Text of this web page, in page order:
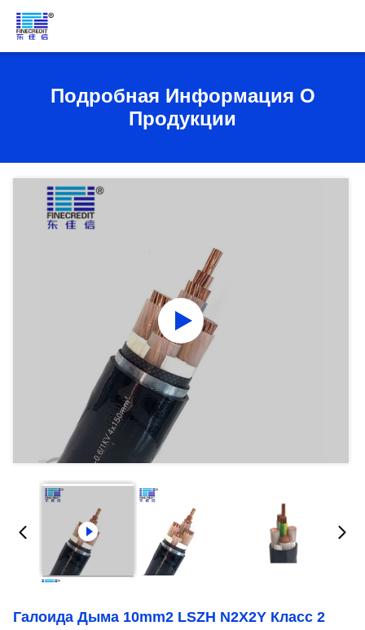
Подробная Информация О
Продукции
Галоида Дыма 10mm2 LSZH N2X2Y Класс 2